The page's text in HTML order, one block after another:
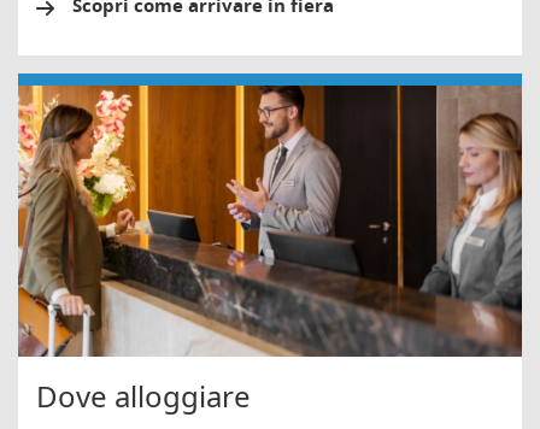
Scopri come arrivare in fiera
Dove alloggiare